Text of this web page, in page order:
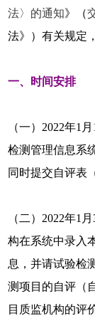
法〉的通知》（
法》）有关规定
一、时间安排
（一）2022年1
检测管理信息系
同时提交自评表
（二）2022年1
构在系统中录入
息，并请试验检
测项目的自评（
目质监机构的评